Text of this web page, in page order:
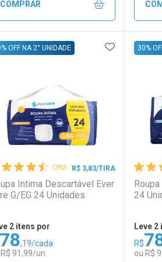
COMPRAR
FECHAR
Ativar Desconto
FECHAR
(292) R$ 3,83/TIRA
Intima Descartável Ever
G/EG 24 Unidades
OFF NA 2° UNIDADE
2 itens por
78,19/cada
91,99/un
ADICIONAR
24
30%
Leve
R$
ou R$